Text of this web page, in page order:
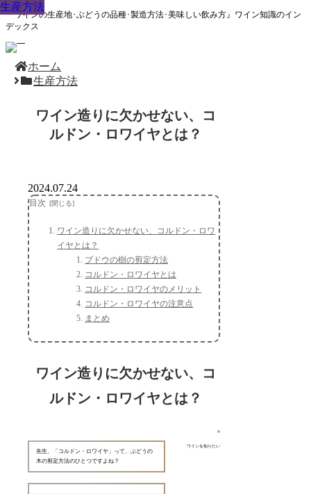
『ワインの生産地･ぶどうの品種･製造方法･美味しい飲み方』ワイン知識のイン
デックス
ホーム
生産方法
ワイン造りに欠かせない、コ
ルドン・ロワイヤとは？
生産方法
2024.07.24
目次
ワイン造りに欠かせない、コルドン・ロワ
イヤとは？
ブドウの樹の剪定方法
コルドン・ロワイヤとは
コルドン・ロワイヤのメリット
コルドン・ロワイヤの注意点
まとめ
ワイン造りに欠かせない、コ
ルドン・ロワイヤとは？
ワインを知りたい
先生、「コルドン・ロワイヤ」って、ぶどうの
木の剪定方法のひとつですよね？
生産方法
生産方法
生産方法
生産方法
生産方法
生産方法
生産方法
生産方法